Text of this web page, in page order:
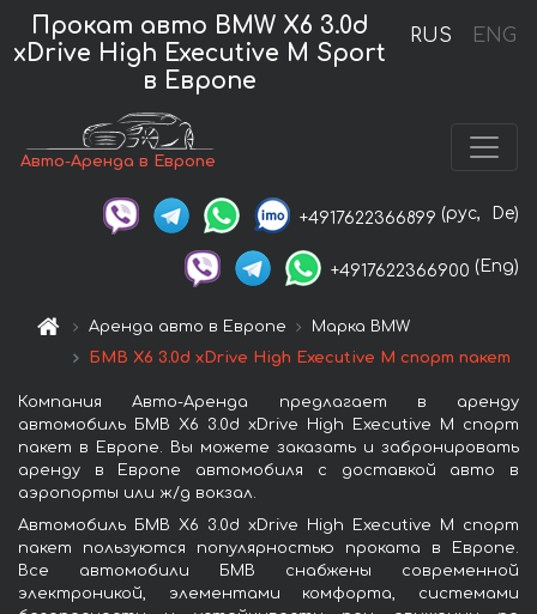
RUS ENG
Прокат авто BMW X6 3.0d
xDrive High Executive M Sport
в Европе
Авто-Аренда в Европе
+4917622366899 (рус, De)
+4917622366900 (Eng)
Аренда авто в Европе
Марка BMW
БМВ X6 3.0d xDrive High Executive M спорт пакет
Компания Авто-Аренда предлагает в аренду
автомобиль БМВ X6 3.0d xDrive High Executive M спорт
пакет в Европе. Вы можете заказать и забронировать
аренду в Европе автомобиля с доставкой авто в
аэропорты или ж/д вокзал.
Автомобиль БМВ X6 3.0d xDrive High Executive M спорт
пакет пользуются популярностью проката в Европе.
Все автомобили БМВ снабжены современной
электроникой, элементами комфорта, системами